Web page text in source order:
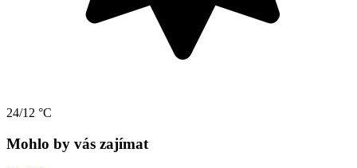
24/12 °C
Mohlo by vás zajímat